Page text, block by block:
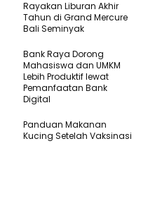
Rayakan Liburan Akhir
Tahun di Grand Mercure
Bali Seminyak
Bank Raya Dorong
Mahasiswa dan UMKM
Lebih Produktif lewat
Pemanfaatan Bank
Digital
Panduan Makanan
Kucing Setelah Vaksinasi